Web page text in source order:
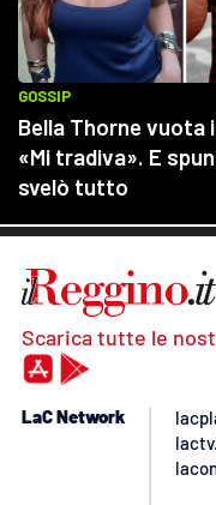
Scarica tutte le
LaC Network